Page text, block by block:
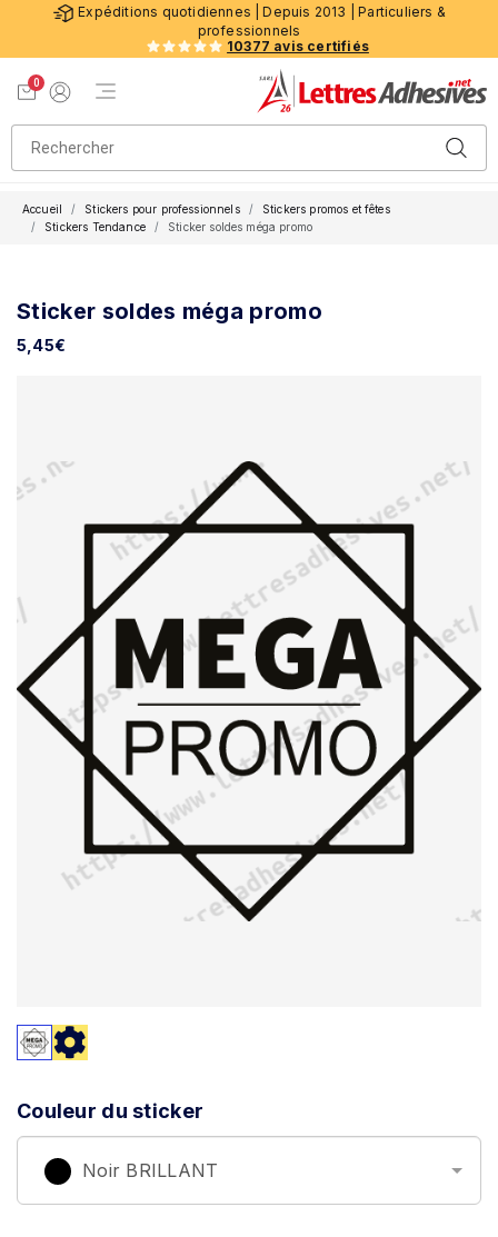
Expéditions quotidiennes | Depuis 2013 | Particuliers &
professionnels
10377 avis certifiés
0
Menu de navigation
Accueil Stickers pour professionnels
Stickers promos et fêtes
Stickers Tendance
Sticker soldes méga promo
Sticker soldes méga promo
5,45€
Couleur du sticker
Noir BRILLANT